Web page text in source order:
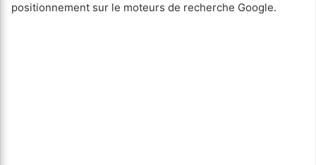
positionnement sur le moteurs de recherche Google.